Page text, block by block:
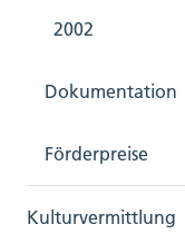
2002
Dokumentation
Förderpreise
Kulturvermittlung